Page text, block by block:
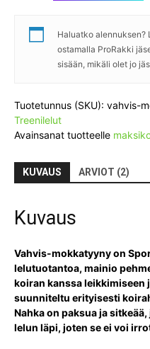
Haluatko alennuksen?
ostamalla ProRakki
sisään, mikäli olet jo
Tuotetunnus (SKU): vahvis-
Treenilelut
Avainsanat tuotteelle
KUVAUS ARVIOT (2)
Kuvaus
Vahvis-mokkatyyny on
lelutuotantoa, mainio
koiran kanssa leikkimiseen
suunniteltu erityisesti
Nahka on paksua ja
lelun läpi, joten se ei voi